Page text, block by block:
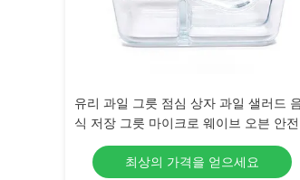
1.8L 대형 유리 와인 디칸터 가정용 개인
화
최상의 가격을 얻으세요